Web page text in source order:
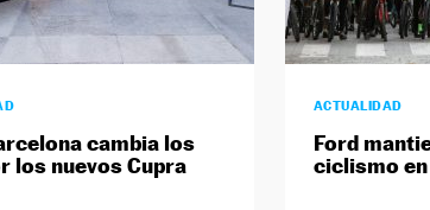
cambia los
los nuevos Cupra
ACTUALIDAD
Ford
ciclismo